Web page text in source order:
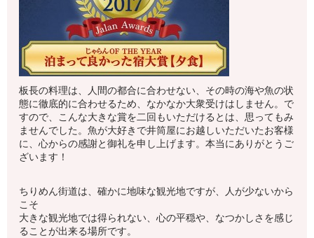
板長の料理は、人間の都合に合わせない、その時の海や魚の状
態に徹底的に合わせるため、なかなか大衆受けはしません。で
すので、こんな大きな賞を二回もいただけるとは、思ってもみ
ませんでした。魚が大好きで井筒屋にお越しいただいたお客様
に、心からの感謝と御礼を申し上げます。本当にありがとうご
ざいます！
ちりめん街道は、確かに地味な観光地ですが、人が少ないから
こそ
大きな観光地では得られない、心の平穏や、なつかしさを感じ
ることが出来る場所です。